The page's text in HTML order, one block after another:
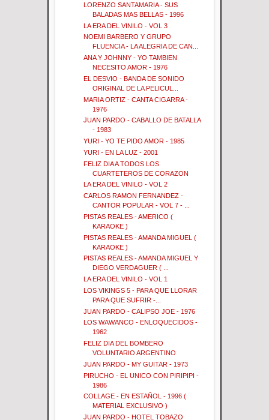
LORENZO SANTAMARIA - SUS
BALADAS MAS BELLAS - 1996
LA ERA DEL VINILO - VOL 3
NOEMI BARBERO Y GRUPO
FLUENCIA - LA ALEGRIA DE CAN...
ANA Y JOHNNY - YO TAMBIEN
NECESITO AMOR - 1976
EL DESVIO - BANDA DE SONIDO
ORIGINAL DE LA PELICUL...
MARIA ORTIZ - CANTA CIGARRA -
1976
JUAN PARDO - CABALLO DE BATALLA
- 1983
YURI - YO TE PIDO AMOR - 1985
YURI - EN LA LUZ - 2001
FELIZ DIA A TODOS LOS
CUARTETEROS DE CORAZON
LA ERA DEL VINILO - VOL 2
CARLOS RAMON FERNANDEZ -
CANTOR POPULAR - VOL 7 - ...
PISTAS REALES - AMERICO (
KARAOKE )
PISTAS REALES - AMANDA MIGUEL (
KARAOKE )
PISTAS REALES - AMANDA MIGUEL Y
DIEGO VERDAGUER ( ...
LA ERA DEL VINILO - VOL 1
LOS VIKINGS 5 - PARA QUE LLORAR
PARA QUE SUFRIR -...
JUAN PARDO - CALIPSO JOE - 1976
LOS WAWANCO - ENLOQUECIDOS -
1962
FELIZ DIA DEL BOMBERO
VOLUNTARIO ARGENTINO
JUAN PARDO - MY GUITAR - 1973
PIRUCHO - EL UNICO CON PIRIPIPI -
1986
COLLAGE - EN ESTAÑOL - 1996 (
MATERIAL EXCLUSIVO )
JUAN PARDO - HOTEL TOBAZO